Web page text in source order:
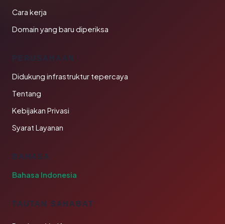
Cara kerja
Domain yang baru diperiksa
PERUSAHAAN
Didukung infrastruktur tepercaya
Tentang
Kebijakan Privasi
Syarat Layanan
BAHASA
Bahasa Indonesia
TAUTAN SAHABAT